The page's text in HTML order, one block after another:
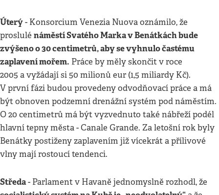
Úterý- Konsorcium Venezia Nuova oznámilo, že
proslulé náměstí Svatého Marka v Benátkách bude
zvýšeno o 30 centimetrů, aby se vyhnulo častému
zaplavení mořem. Práce by měly skončit v roce
2005 a vyžádají si 50 milionů eur (1,5 miliardy Kč).
V první fázi budou provedeny odvodňovací práce a má
být obnoven podzemní drenážní systém pod náměstím.
O 20 centimetrů má být vyzvednuto také nábřeží podél
hlavní tepny města - Canale Grande. Za letošní rok byly
Benátky postiženy zaplavením již vícekrát a přílivové
vlny mají rostoucí tendenci.
Středa- Parlament v Havaně jednomyslně rozhodl, že